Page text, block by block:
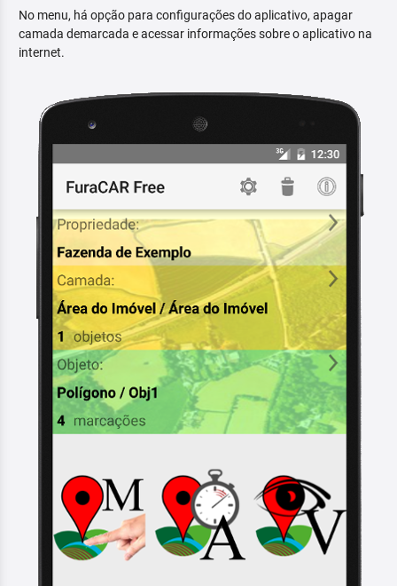
No menu, há opção para configurações do aplicativo, apagar
camada demarcada e acessar informações sobre o aplicativo na
internet.